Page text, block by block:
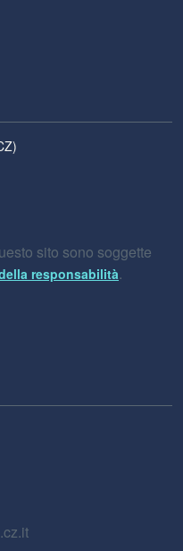
sito sono soggette
responsabilità.